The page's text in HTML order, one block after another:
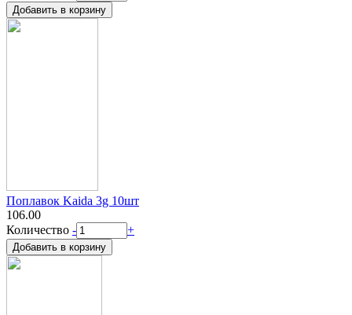
Поплавок Kaida 3g 10шт
106.00
Количество - +